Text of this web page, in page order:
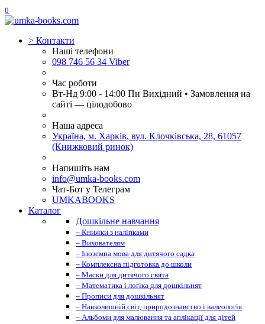
0
> Контакти
Наші телефони
098 746 56 34 Viber
Час роботи
Вт-Нд 9:00 - 14:00 Пн Вихідний • Замовлення на
сайті — цілодобово
Наша адреса
Україна, м. Харків, вул. Клочківська, 28, 61057
(Книжковий ринок)
Напишіть нам
info@umka-books.com
Чат-Бот у Телеграм
UMKABOOKS
Каталог
Дошкільне навчання
– Книжки з наліпками
– Вихователям
– Іноземна мова для дитячого садка
– Комплексна підготовка до школи
– Маски для дитячого свята
– Математика і логіка для дошкільнят
– Прописи для дошкільнят
– Навколишній світ, природознавство і валеологія
– Альбоми для малювання та аплікації для дітей